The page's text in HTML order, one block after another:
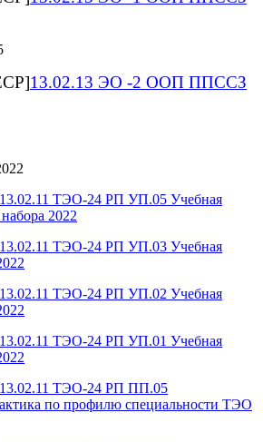
13.02.13 ЭО -2 ООП ППССЗ
13.02.11 ТЭО-24 РП УП.05 Учебная
2022
13.02.11 ТЭО-24 РП УП.03 Учебная
13.02.11 ТЭО-24 РП УП.02 Учебная
13.02.11 ТЭО-24 РП УП.01 Учебная
13.02.11 ТЭО-24 РП ПП.05
по профилю специальности ТЭО